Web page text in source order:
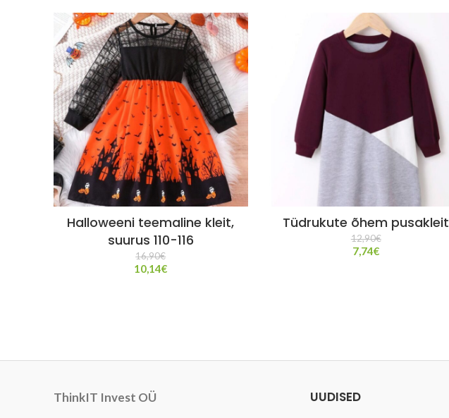
Halloweeni teemaline kleit,
suurus 110-116
16,90€
10,14€
Tüdrukute õhem pusakleit
12,90€
7,74€
ThinkIT Invest OÜ UUDISED